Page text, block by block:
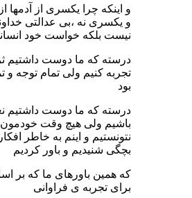
و اینکه چرا یکسری از آدمها
و یکسری نه ،بی عدالتی
نیست بلکه خواست خود
درسته که ما دوست داشتیم
تجربه کنیم ولی تمام توجه
بود
درسته که ما دوست داشتیم
باشیم ولی هیچ وقت خودمون
نتونستیم و اینم به خاطر
بچگی شنیدیم و باور کردیم
که همین باورهای ما که بر
برای تجربه ی فراوانی